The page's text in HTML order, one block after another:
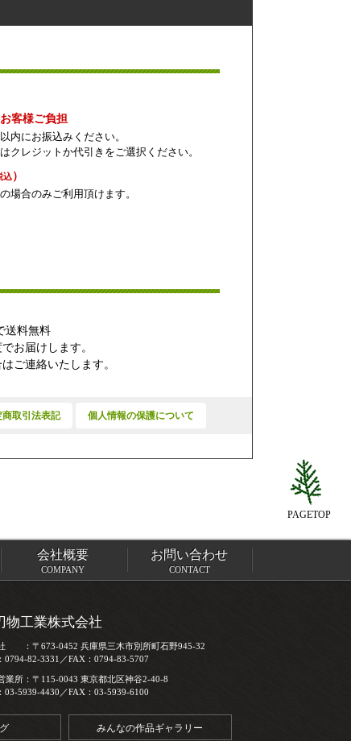
客様ご負担
内にお振込みください。
レジットか代引きをご選択ください。
込）
場合のみご利用頂けます。
送料無料
お届けします。
ご連絡いたします。
商取引法表記 個人情報の保護について
会社概要
COMPANY
お問い合わせ
CONTACT
PAGETOP
物工業株式会社
：〒673-0452 兵庫県三木市別所町石野945-32
0794-82-3331／FAX：0794-83-5707
業所：〒115-0043 東京都北区神谷2-40-8
03-5939-4430／FAX：03-5939-6100
みんなの作品ギャラリー